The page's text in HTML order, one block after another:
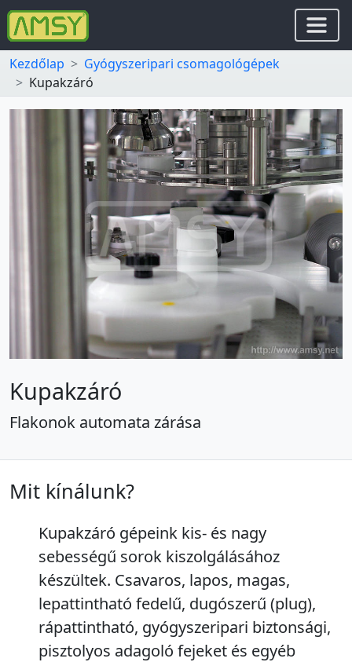
Kezdőlap
Gyógyszeripari csomagológépek
Kupakzáró
Kupakzáró
Flakonok automata zárása
Mit kínálunk?
Kupakzáró gépeink kis- és nagy
sebességű sorok kiszolgálásához
készültek. Csavaros, lapos, magas,
lepattintható fedelű, dugószerű (plug),
rápattintható, gyógyszeripari biztonsági,
pisztolyos adagoló fejeket és egyéb